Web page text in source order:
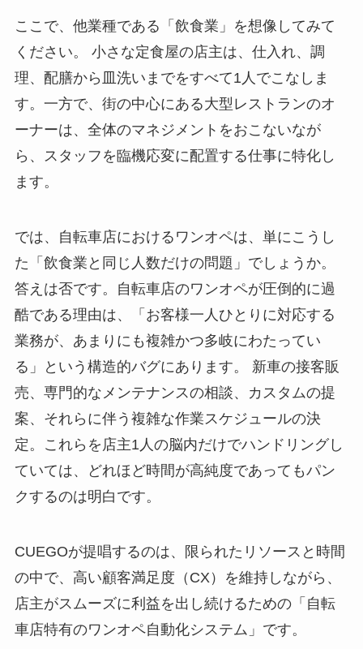
ここで、他業種である「飲食業」を想像してみて
ください。 小さな定食屋の店主は、仕入れ、調
理、配膳から皿洗いまでをすべて1人でこなしま
す。一方で、街の中心にある大型レストランのオ
ーナーは、全体のマネジメントをおこないなが
ら、スタッフを臨機応変に配置する仕事に特化し
ます。
では、自転車店におけるワンオペは、単にこうし
た「飲食業と同じ人数だけの問題」でしょうか。
答えは否です。自転車店のワンオペが圧倒的に過
酷である理由は、「お客様一人ひとりに対応する
業務が、あまりにも複雑かつ多岐にわたってい
る」という構造的バグにあります。 新車の接客販
売、専門的なメンテナンスの相談、カスタムの提
案、それらに伴う複雑な作業スケジュールの決
定。これらを店主1人の脳内だけでハンドリングし
ていては、どれほど時間が高純度であってもパン
クするのは明白です。
CUEGOが提唱するのは、限られたリソースと時間
の中で、高い顧客満足度（CX）を維持しながら、
店主がスムーズに利益を出し続けるための「自転
車店特有のワンオペ自動化システム」です。